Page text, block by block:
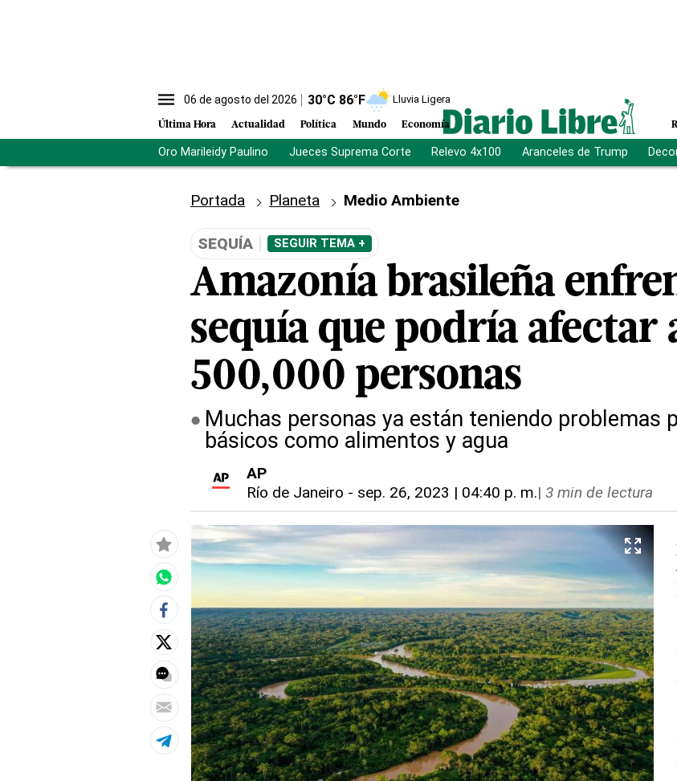
06 de agosto del 2026 30°C 86°F Lluvia Ligera
Última Hora Actualidad Política Mundo Economía
Oro Marileidy Paulino Jueces Suprema Corte Relevo 4x100 Aranceles de Trump
Portada Planeta Medio Ambiente
SEQUÍA SEGUIR TEMA +
Amazonía brasileña
sequía que podría afectar
500,000 personas
Muchas personas ya están teniendo problemas
básicos como alimentos y agua
AP
Río de Janeiro - sep. 26, 2023 | 04:40 p. m.| 3 min de lectura